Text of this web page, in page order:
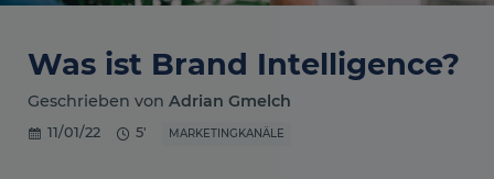
Was ist Brand Intelligence?
Geschrieben von Adrian Gmelch
11/01/22 5' MARKETINGKANÄLE